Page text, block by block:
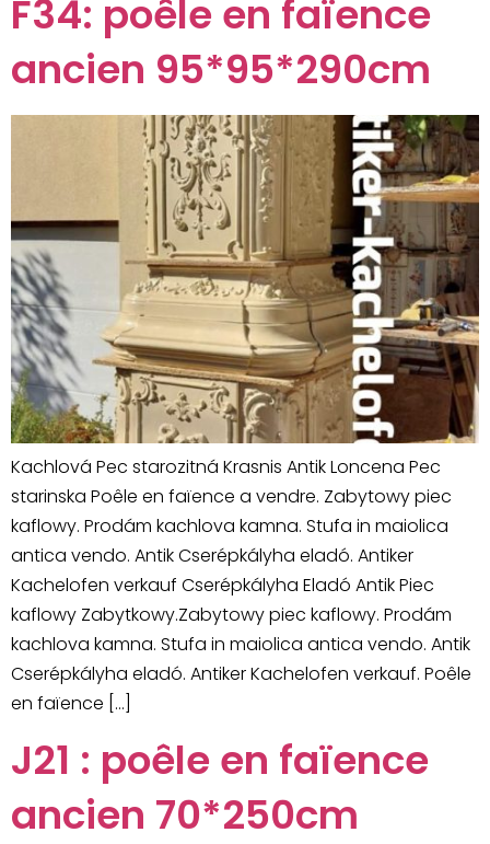
F34: poêle en faïence
ancien 95*95*290cm
Kachlová Pec starozitná Krasnis Antik Loncena Pec
starinska Poêle en faïence a vendre. Zabytowy piec
kaflowy. Prodám kachlova kamna. Stufa in maiolica
antica vendo. Antik Cserépkályha eladó. Antiker
Kachelofen verkauf Cserépkályha Eladó Antik Piec
kaflowy Zabytkowy.Zabytowy piec kaflowy. Prodám
kachlova kamna. Stufa in maiolica antica vendo. Antik
Cserépkályha eladó. Antiker Kachelofen verkauf. Poêle
en faïence […]
J21 : poêle en faïence
ancien 70*250cm